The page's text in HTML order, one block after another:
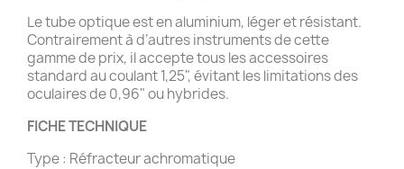
Le tube optique est en aluminium, léger et résistant.
Contrairement à d’autres instruments de cette
gamme de prix, il accepte tous les accessoires
standard au coulant 1,25", évitant les limitations des
oculaires de 0,96" ou hybrides.
FICHE TECHNIQUE
Type : Réfracteur achromatique